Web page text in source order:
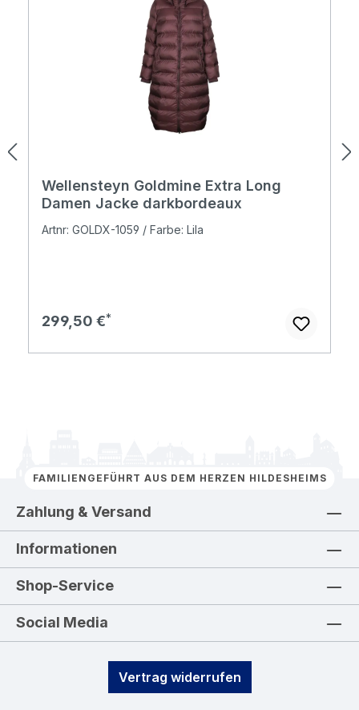
Wellensteyn Goldmine Extra Long
Damen Jacke darkbordeaux
Artnr: GOLDX-1059 / Farbe: Lila
Regulärer Preis:
299,50 €
FAMILIENGEFÜHRT AUS DEM HERZEN HILDESHEIMS
Zahlung & Versand
Informationen
Shop-Service
Social Media
Vertrag widerrufen